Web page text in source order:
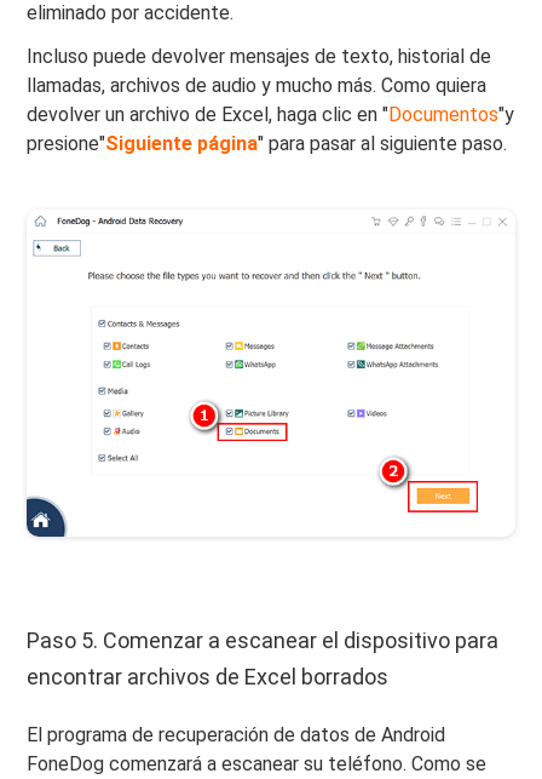
eliminado por accidente.
Incluso puede devolver mensajes de texto, historial de
llamadas, archivos de audio y mucho más. Como quiera
devolver un archivo de Excel, haga clic en "Documentos"y
presione"Siguiente página" para pasar al siguiente paso.
Paso 5. Comenzar a escanear el dispositivo para
encontrar archivos de Excel borrados
El programa de recuperación de datos de Android
FoneDog comenzará a escanear su teléfono. Como se